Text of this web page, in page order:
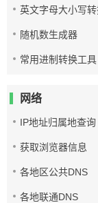
英文字母大小写
随机数生成器
常用进制转换工具
网络
IP地址归属地查询
获取浏览器信息
各地区公共DNS
各地联通DNS